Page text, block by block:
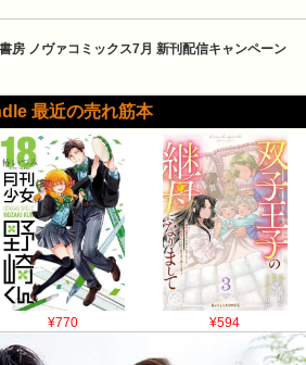
房 ノヴァコミックス7月 新刊配信キャンペーン
最近の売れ筋本
¥770 ¥594